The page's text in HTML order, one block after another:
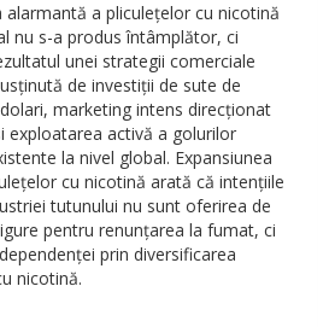
alarmantă a pliculețelor cu nicotină
nu s-a produs întâmplător, ci
unei strategii comerciale
de investiții de sute de
marketing intens direcționat
exploatarea activă a golurilor
la nivel global. Expansiunea
cu nicotină arată că intențiile
tutunului nu sunt oferirea de
pentru renunțarea la fumat, ci
prin diversificarea
nicotină.